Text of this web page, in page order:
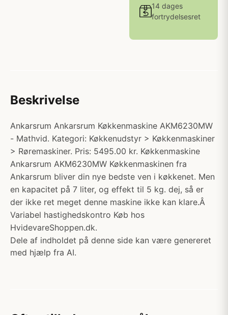
14 dages
fortrydelsesret
Beskrivelse
Ankarsrum Ankarsrum Køkkenmaskine AKM6230MW
- Mathvid. Kategori: Køkkenudstyr > Køkkenmaskiner
> Røremaskiner. Pris: 5495.00 kr. Køkkenmaskine
Ankarsrum AKM6230MW Køkkenmaskinen fra
Ankarsrum bliver din nye bedste ven i køkkenet. Men
en kapacitet på 7 liter, og effekt til 5 kg. dej, så er
der ikke ret meget denne maskine ikke kan klare.Â
Variabel hastighedskontro Køb hos
HvidevareShoppen.dk.
Dele af indholdet på denne side kan være genereret
med hjælp fra AI.